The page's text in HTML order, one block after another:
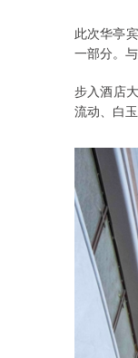
此次华亭
一部分。
步入酒店
流动、白